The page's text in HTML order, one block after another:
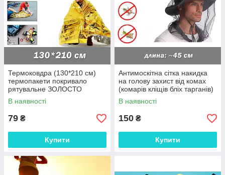
Термоковдра (130*210 см)
термопакети покривало
рятувальне ЗОЛОСТО
ізофолію космічне аварійне
(збережемо тепло тіла)
В наявності
79 ₴
Купити
Антимоскітна сітка накидка
на голову захист від комах
(комарів кліщів бліх тарганів)
В наявності
150 ₴
Купити